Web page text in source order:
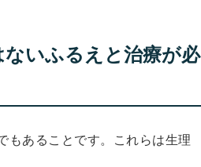
ないふるえと治療が必
もあることです。これらは生理